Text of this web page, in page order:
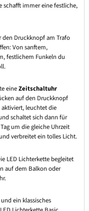
schafft immer eine festliche,
den Druckknopf am Trafo
Von sanftem,
festlichem Funkeln du
eineZeitschaltuhr
auf den Druckknopf
leuchtet die
schaltet sich dann für
um die gleiche Uhrzeit
verbreitet ein tolles Licht.
LED Lichterkette begleitet
auf dem Balkon oder
ein klassisches